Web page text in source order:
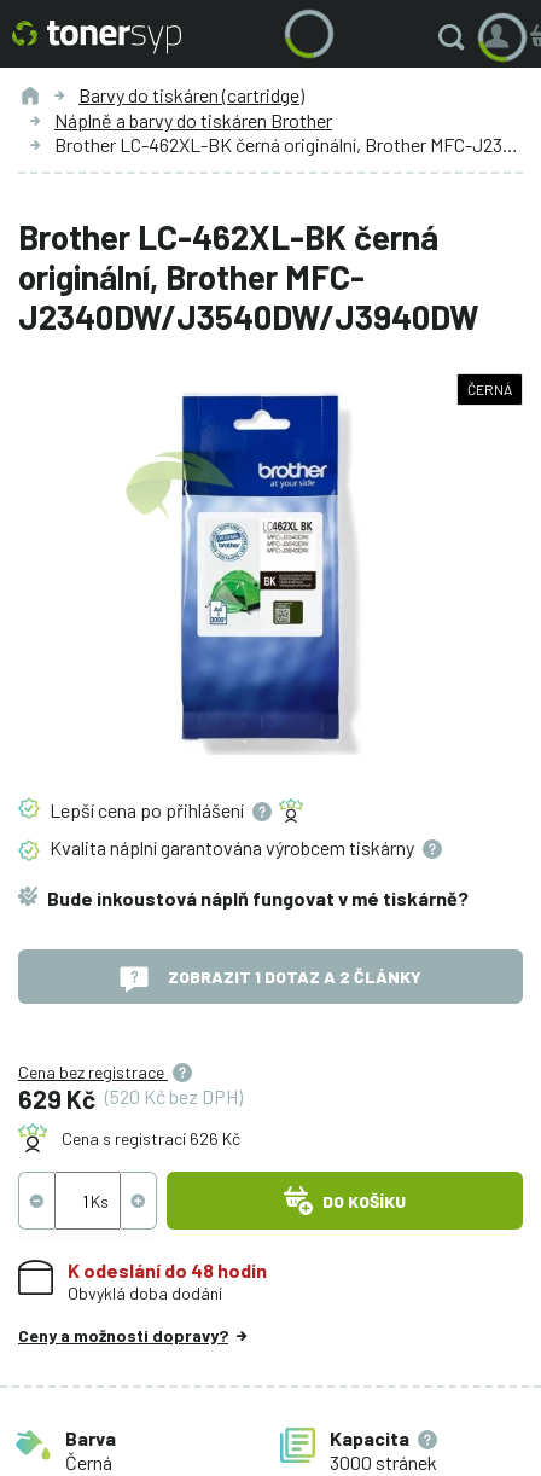
Barvy do tiskáren (cartridge)
Náplně a barvy do tiskáren Brother
Brother LC-462XL-BK černá originální, Brother MFC-J2340DW/J3540DW/J3940DW
Brother LC-462XL-BK černá
originální, Brother MFC-
J2340DW/J3540DW/J3940DW
ČERNÁ
Lepší cena po přihlášení
Kvalita náplní garantována výrobcem tiskárny
Bude inkoustová náplň fungovat v mé tiskárně?
ZOBRAZIT 1 DOTAZ A 2 ČLÁNKY
Cena bez registrace
629 Kč (520 Kč bez DPH)
Cena s registrací 626 Kč
DO KOŠÍKU
K odeslání do 48 hodin
Obvyklá doba dodání
Ceny a možnosti dopravy?
Barva
Černá
Kapacita
3000 stránek